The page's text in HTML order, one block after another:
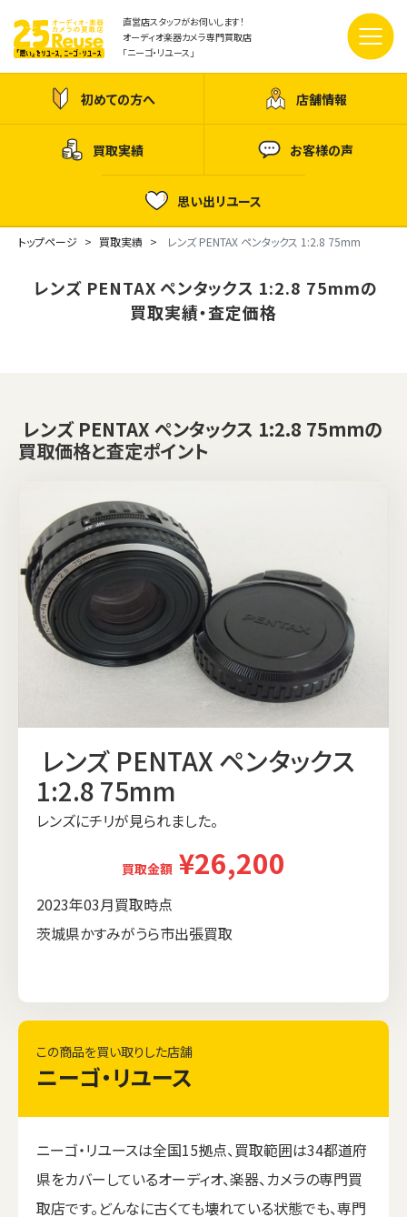
直営店スタッフがお伺いします！
オーディオ楽器カメラ専門買取店
「ニーゴ・リユース」
初めての方へ 店舗情報
買取実績 お客様の声
思い出リユース
トップページ 買取実績 レンズ PENTAX ペンタックス 1:2.8 75mm
レンズ PENTAX ペンタックス 1:2.8 75mmの
買取実績・査定価格
レンズ PENTAX ペンタックス 1:2.8 75mmの
買取価格と査定ポイント
レンズ PENTAX ペンタックス
1:2.8 75mm
レンズにチリが見られました。
買取金額 ¥26,200
2023年03月買取時点
茨城県かすみがうら市出張買取
この商品を買い取りした店舗
ニーゴ・リユース
ニーゴ・リユースは全国15拠点、買取範囲は34都道府
県をカバーしているオーディオ、楽器、カメラの専門買
取店です。どんなに古くても壊れている状態でも、専門